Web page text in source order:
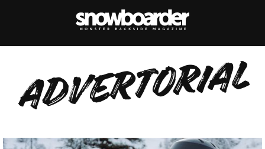
ADVERTORIAL